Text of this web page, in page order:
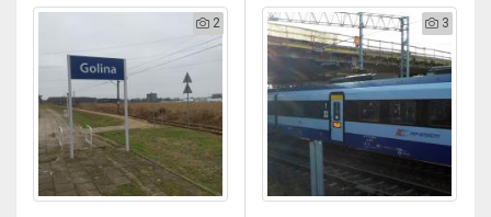
prace n...
2 3